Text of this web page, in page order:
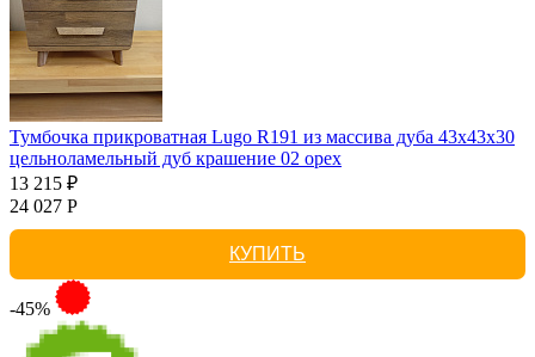
Тумбочка прикроватная Lugo R191 из массива дуба 43х43х30
цельноламельный дуб крашение 02 орех
13 215 ₽
24 027 Р
КУПИТЬ
-45%